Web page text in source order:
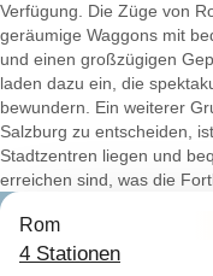
Verfügung. Die Züge von
geräumige Waggons mit
und einen großzügigen
laden dazu ein, die
bewundern. Ein weiterer
Salzburg zu entscheiden,
Stadtzentren liegen und
erreichen sind, was die
Rom
4 Stationen